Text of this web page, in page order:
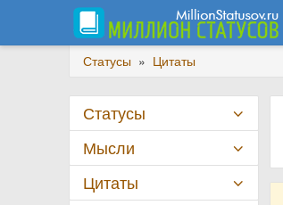
Статусы » Цитаты
Статусы
Мысли
Цитаты